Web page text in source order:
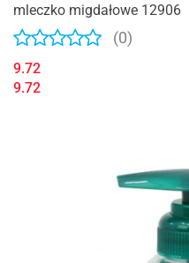
mleczko migdałowe 12906
(0)
9.72
9.72